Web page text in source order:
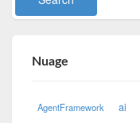
Nuage
AgentFramework ai